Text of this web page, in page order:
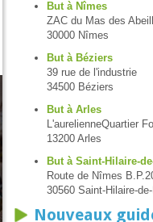
But à Nîmes
ZAC du Mas des
30000 Nîmes
But à Béziers
39 rue de l'industrie
34500 Béziers
But à Arles
L'aurelienneQuartier
13200 Arles
But à Saint-Hilaire-
Route de Nîmes
30560 Saint-Hilaire-
Nouveaux